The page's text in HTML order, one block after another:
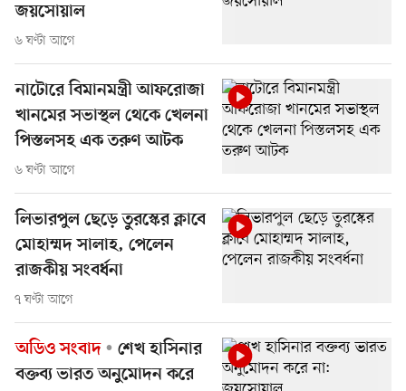
জয়সোয়াল
৬ ঘণ্টা আগে
নাটোরে বিমানমন্ত্রী আফরোজা
খানমের সভাস্থল থেকে খেলনা
পিস্তলসহ এক তরুণ আটক
৬ ঘণ্টা আগে
লিভারপুল ছেড়ে তুরস্কের ক্লাবে
মোহাম্মদ সালাহ, পেলেন
রাজকীয় সংবর্ধনা
৭ ঘণ্টা আগে
অডিও সংবাদ
শেখ হাসিনার
বক্তব্য ভারত অনুমোদন করে